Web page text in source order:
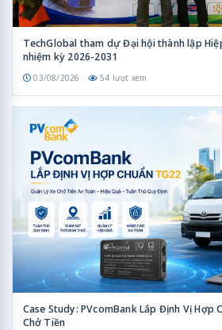
TechGlobal tham dự Đại hội thành lập
nhiệm kỳ 2026-2031
03/08/2026 54 lượt xem
Case Study: PVcomBank Lắp Định Vị Hợp
Chở Tiền